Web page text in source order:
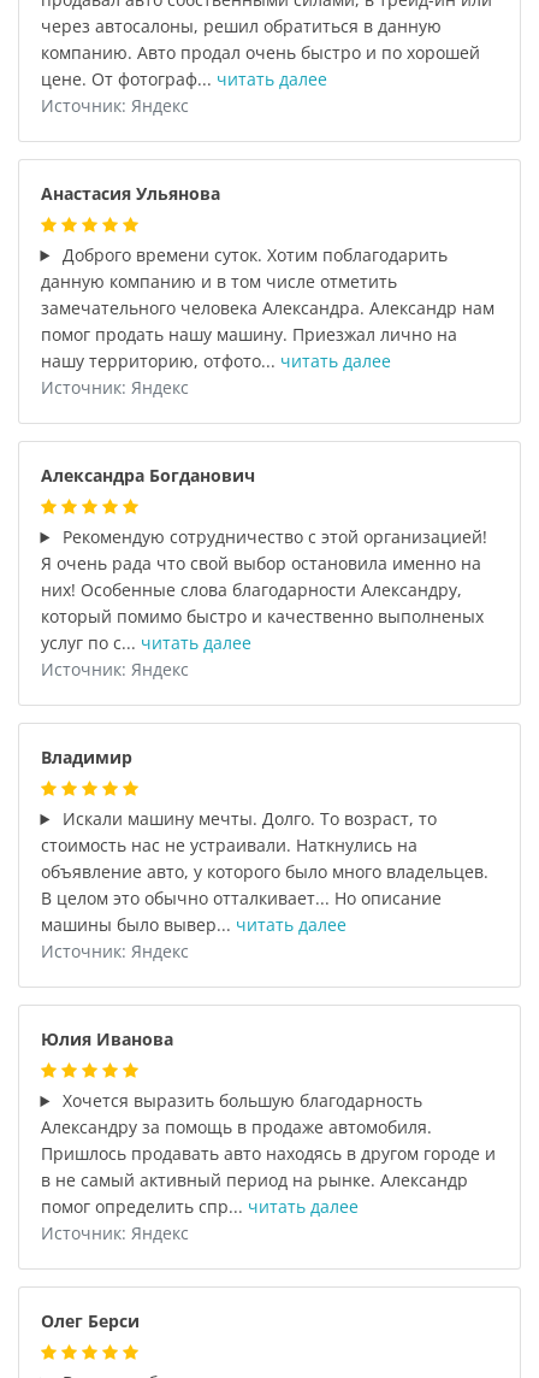
через автосалоны, решил обратиться в данную
компанию. Авто продал очень быстро и по хорошей
цене. От фотограф... читать далее
Источник: Яндекс
Анастасия Ульянова
Доброго времени суток. Хотим поблагодарить
данную компанию и в том числе отметить
замечательного человека Александра. Александр нам
помог продать нашу машину. Приезжал лично на
нашу территорию, отфото... читать далее
Источник: Яндекс
Александра Богданович
Рекомендую сотрудничество с этой организацией!
Я очень рада что свой выбор остановила именно на
них! Особенные слова благодарности Александру,
который помимо быстро и качественно выполненых
услуг по с... читать далее
Источник: Яндекс
Владимир
Искали машину мечты. Долго. То возраст, то
стоимость нас не устраивали. Наткнулись на
объявление авто, у которого было много владельцев.
В целом это обычно отталкивает... Но описание
машины было вывер... читать далее
Источник: Яндекс
Юлия Иванова
Хочется выразить большую благодарность
Александру за помощь в продаже автомобиля.
Пришлось продавать авто находясь в другом городе и
в не самый активный период на рынке. Александр
помог определить спр... читать далее
Источник: Яндекс
Олег Берси